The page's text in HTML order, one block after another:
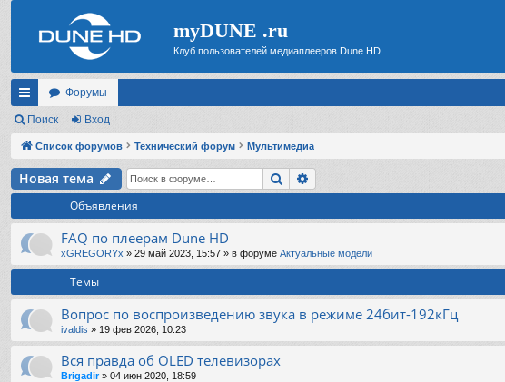
myDUNE .ru
Клуб пользователей медиаплееров Dune HD
с
ы
лк
Форумы
Поиск Вход
Список форумов Технический форум Мультимедиа
Новая тема Поиск
Объявления
FAQ по плеерам Dune HD
xGREGORYx » 29 май 2023, 15:57 » в форуме Актуальные модели
Темы
Вопрос по воспроизведению звука в режиме 24бит-192кГц
ivaldis » 19 фев 2026, 10:23
Вся правда об OLED телевизорах
Brigadir» 04 июн 2020, 18:59